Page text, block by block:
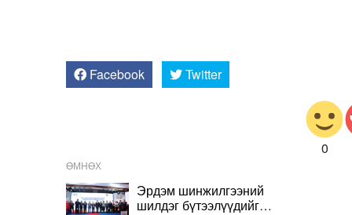
Facebook Twitter
0
ӨМНӨХ
Эрдэм шинжилгээний
шилдэг бүтээлүүдийг